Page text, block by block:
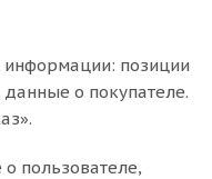
информации: позиции
о покупателе.
пользователе,